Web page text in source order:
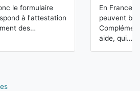
le formulaire
à l'attestation
des…
En France,
peuvent
aide, qui…